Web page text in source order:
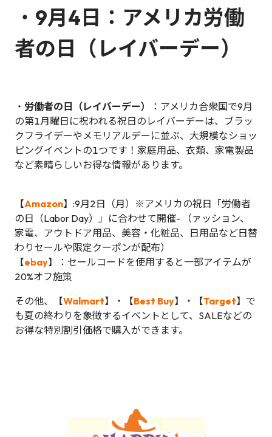
・ 9月4日：アメリカ労働
者の日（レイバーデー）
・ 労働者の日（レイバーデー）
：アメリカ合衆国で9月
の第1月曜日に祝われる祝日のレイバーデーは、ブラッ
クフライデーやメモリアルデーに並ぶ、大規模なショッ
ピングイベントの1つです！家庭用品、衣類、家電製品
など素晴らしいお得な情報があります。
【Amazon】:9月2日（月）※アメリカの祝日「労働者
の日（Labor Day）」に合わせて開催- （ァッション、
家電、アウトドア用品、美容・化粧品、日用品など日替
わりセールや限定クーポンが配布）
【ebay】：セールコードを使用すると一部アイテムが
20%オフ施策
その他、【Walmart】・【Best Buy】・【Target】で
も夏の終わりを象徴するイベントとして、SALEなどの
お得な特別割引価格で購入ができます。